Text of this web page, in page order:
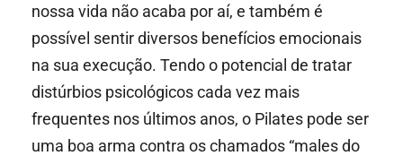
nossa vida não acaba por aí, e também é
possível sentir diversos benefícios emocionais
na sua execução. Tendo o potencial de tratar
distúrbios psicológicos cada vez mais
frequentes nos últimos anos, o Pilates pode ser
uma boa arma contra os chamados “males do